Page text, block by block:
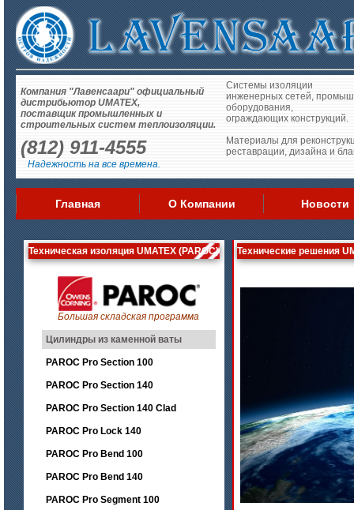
Компания "Лавенсаари" официальный
дистрибьютор UMATEX,
поставщик промышленных и
строительных систем теплоизоляции.
(812) 911-4555
Надежность на все времена.
Системы изоляции
инженерных сетей,
оборудования,
ограждающих конструкций.
Материалы для
реставрации, дизайна и
Главная О Компании Новости
Техническая изоляция UMATEX (PAROC)
Большая складская программа
Цилиндры из каменной ваты
PAROC Pro Section 100
PAROC Pro Section 140
PAROC Pro Section 140 Clad
PAROC Pro Lock 140
PAROC Pro Bend 100
PAROC Pro Bend 140
PAROC Pro Segment 100
Технические решения